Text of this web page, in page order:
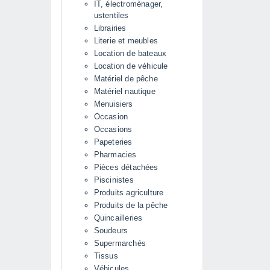
IT, électromènager,
ustentiles
Librairies
Literie et meubles
Location de bateaux
Location de véhicule
Matériel de pêche
Matériel nautique
Menuisiers
Occasion
Occasions
Papeteries
Pharmacies
Pièces détachées
Piscinistes
Produits agriculture
Produits de la pêche
Quincailleries
Soudeurs
Supermarchés
Tissus